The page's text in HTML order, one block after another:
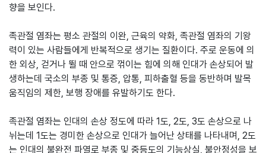
향을 보인다. ​
족관절 염좌는 평소 관절의 이완, 근육의 약화, 족관절 염좌의 기왕
력이 있는 사람들에게 반복적으로 생기는 질환이다. 주로 운동에 의
한 외상, 걷거나 뛸 때 안으로 꺾이는 힘에 의해 인대가 손상되어 발
생하는데 국소의 부종 및 통증, 압통, 피하출혈 등을 동반하며 발목
움직임의 제한, 보행 장애를 유발하기도 한다.
족관절 염좌는 인대의 손상 정도에 따라 1도, 2도, 3도 손상으로 나
뉘는데 1도는 경미한 손상으로 인대가 늘어난 상태를 나타내며, 2도
는 인대의 불완전 파열로 부종 및 중등도의 기능상실, 불안정성을 보